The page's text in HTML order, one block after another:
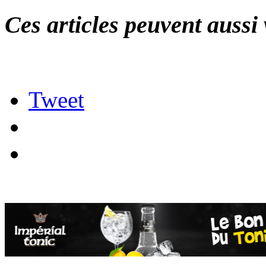
Ces articles peuvent
Tweet